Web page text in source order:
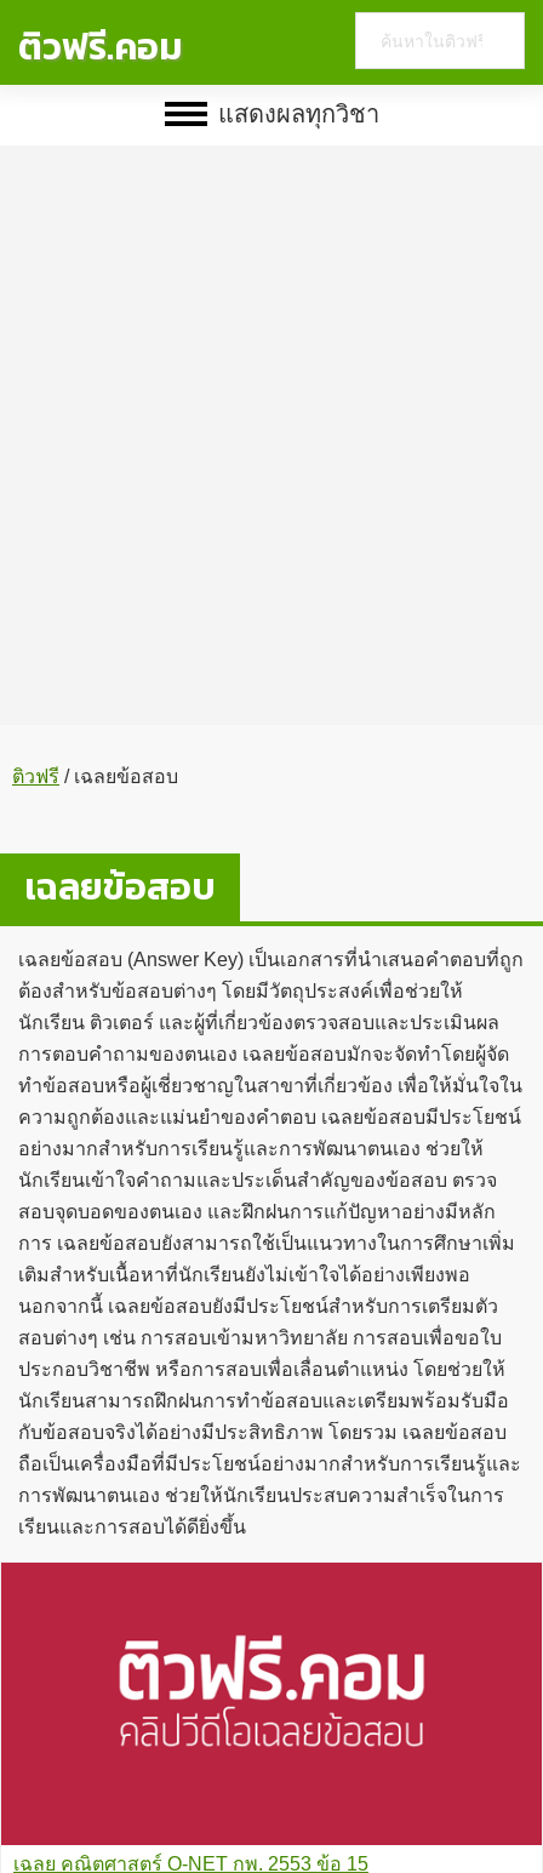
ติวฟรี.คอม
website
แสดงผลทุกวิชา
ติวฟรี /เฉลยข้อสอบ
เฉลยข้อสอบ
เฉลยข้อสอบ (Answer Key) เป็นเอกสารที่นำเสนอคำตอบที่ถูก
ต้องสำหรับข้อสอบต่างๆ โดยมีวัตถุประสงค์เพื่อช่วยให้
นักเรียน ติวเตอร์ และผู้ที่เกี่ยวข้องตรวจสอบและประเมินผล
การตอบคำถามของตนเอง เฉลยข้อสอบมักจะจัดทำโดยผู้จัด
ทำข้อสอบหรือผู้เชี่ยวชาญในสาขาที่เกี่ยวข้อง เพื่อให้มั่นใจใน
ความถูกต้องและแม่นยำของคำตอบ เฉลยข้อสอบมีประโยชน์
อย่างมากสำหรับการเรียนรู้และการพัฒนาตนเอง ช่วยให้
นักเรียนเข้าใจคำถามและประเด็นสำคัญของข้อสอบ ตรวจ
สอบจุดบอดของตนเอง และฝึกฝนการแก้ปัญหาอย่างมีหลัก
การ เฉลยข้อสอบยังสามารถใช้เป็นแนวทางในการศึกษาเพิ่ม
เติมสำหรับเนื้อหาที่นักเรียนยังไม่เข้าใจได้อย่างเพียงพอ
นอกจากนี้ เฉลยข้อสอบยังมีประโยชน์สำหรับการเตรียมตัว
สอบต่างๆ เช่น การสอบเข้ามหาวิทยาลัย การสอบเพื่อขอใบ
ประกอบวิชาชีพ หรือการสอบเพื่อเลื่อนตำแหน่ง โดยช่วยให้
นักเรียนสามารถฝึกฝนการทำข้อสอบและเตรียมพร้อมรับมือ
กับข้อสอบจริงได้อย่างมีประสิทธิภาพ โดยรวม เฉลยข้อสอบ
ถือเป็นเครื่องมือที่มีประโยชน์อย่างมากสำหรับการเรียนรู้และ
การพัฒนาตนเอง ช่วยให้นักเรียนประสบความสำเร็จในการ
เรียนและการสอบได้ดียิ่งขึ้น
เฉลย คณิตศาสตร์ O-NET กพ. 2553 ข้อ 15